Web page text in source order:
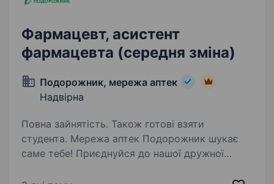
Фармацевт, асистент
фармацевта (середня зміна)
Подорожник, мережа аптек
Надвірна
Повна зайнятість. Також готові взяти
студента. Мережа аптек Подорожник шукає
саме тебе! Приєднуйся до нашої дружної